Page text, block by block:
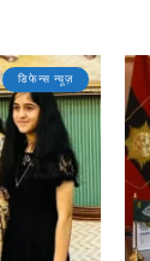
डिफेन्स न्यूज़